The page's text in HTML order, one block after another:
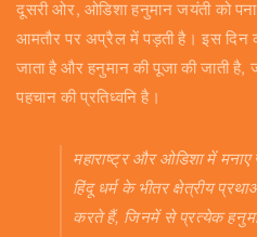
दूसरी ओर, ओडिशा हनुमान जयंती को
आमतौर पर अप्रैल में पड़ती है। इस दिन
जाता है और हनुमान की पूजा की जाती है,
पहचान की प्रतिध्वनि है।
महाराष्ट्र और ओडिशा में मनाए
हिंदू धर्म के भीतर क्षेत्रीय
करते हैं, जिनमें से प्रत्येक